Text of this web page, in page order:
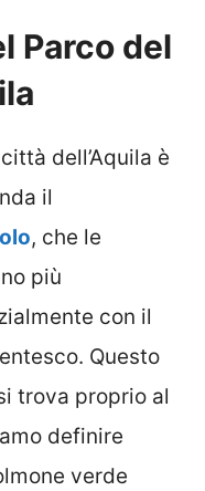
Parco del
dell’Aquila è
il
, che le
più
con il
Questo
trova proprio al
definire
verde